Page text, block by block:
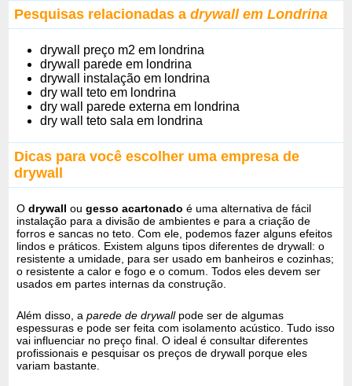
Pesquisas relacionadas adrywall em Londrina
drywall preço m2 em londrina
drywall parede em londrina
drywall instalação em londrina
dry wall teto em londrina
dry wall parede externa em londrina
dry wall teto sala em londrina
Dicas para você escolher uma empresa de
drywall
Odrywall ougesso acartonado é uma alternativa de fácil
instalação para a divisão de ambientes e para a criação de
forros e sancas no teto. Com ele, podemos fazer alguns efeitos
lindos e práticos. Existem alguns tipos diferentes de drywall: o
resistente a umidade, para ser usado em banheiros e cozinhas;
o resistente a calor e fogo e o comum. Todos eles devem ser
usados em partes internas da construção.
Além disso, aparede de drywallpode ser de algumas
espessuras e pode ser feita com isolamento acústico. Tudo isso
vai influenciar no preço final. O ideal é consultar diferentes
profissionais e pesquisar os preços de drywall porque eles
variam bastante.